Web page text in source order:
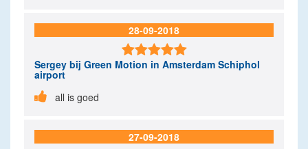
28-09-2018

Sergey bij Green Motion in Amsterdam Schiphol
airport
 all is goed
27-09-2018